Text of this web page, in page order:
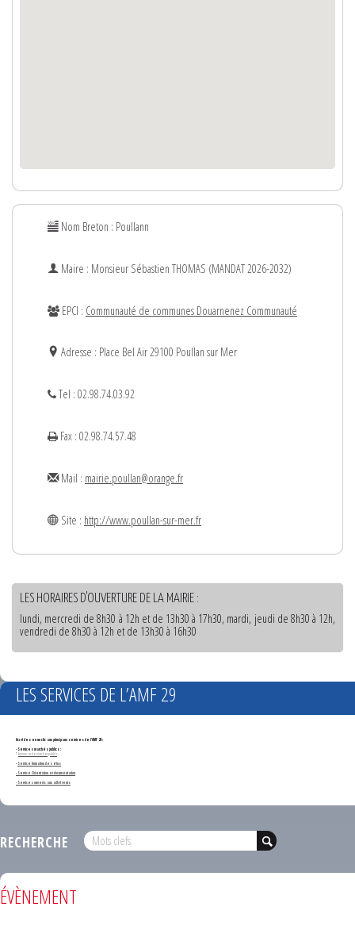
Nom Breton : Poullann
Maire : Monsieur Sébastien THOMAS (MANDAT 2026-2032)
EPCI : Communauté de communes Douarnenez Communauté
Adresse : Place Bel Air 29100 Poullan sur Mer
Tel : 02.98.74.03.92
Fax : 02.98.74.57.48
Mail : mairie.poullan@orange.fr
Site : http://www.poullan-sur-mer.fr
LES HORAIRES D'OUVERTURE DE LA MAIRIE :
lundi, mercredi de 8h30 à 12h et de 13h30 à 17h30, mardi, jeudi de 8h30 à 12h,
vendredi de 8h30 à 12h et de 13h30 à 16h30
LES SERVICES DE L’AMF 29
Accédez en un clic aux principaux services de l'AMF 29 :
- Services marchés publics :
*Annonces de marchés publics
-Service formation des élus
- Service Orientation et documentation
- Services ouverts aux adhérents
RECHERCHE
ÉVÈNEMENT